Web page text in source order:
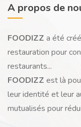
A propos de
FOODIZZ a été
restauration pour
restaurants...
FOODIZZ est là
leur identité et leur
mutualisés pour